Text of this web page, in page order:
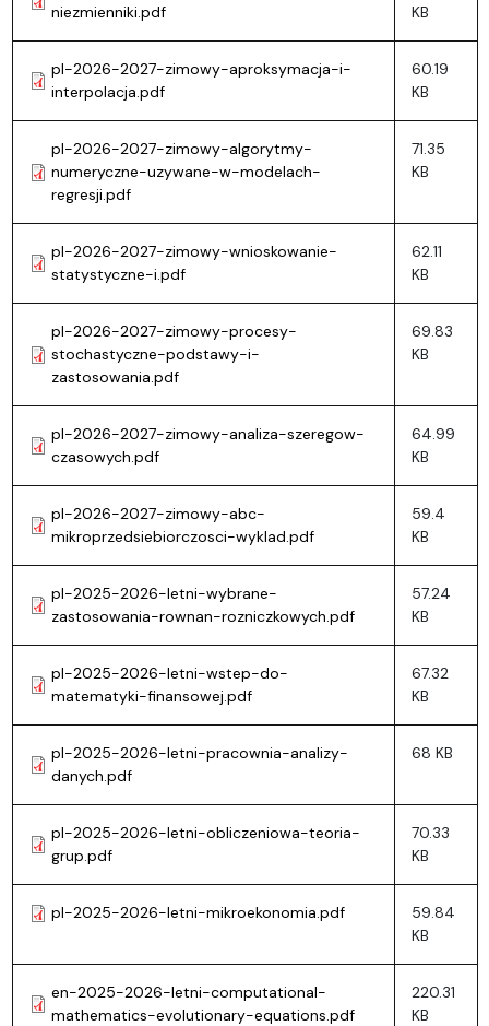
niezmienniki.pdf
KB
pl-2026-2027-zimowy-aproksymacja-i-
interpolacja.pdf
60.19
KB
pl-2026-2027-zimowy-algorytmy-
numeryczne-uzywane-w-modelach-
regresji.pdf
71.35
KB
pl-2026-2027-zimowy-wnioskowanie-
statystyczne-i.pdf
62.11
KB
pl-2026-2027-zimowy-procesy-
stochastyczne-podstawy-i-
zastosowania.pdf
69.83
KB
pl-2026-2027-zimowy-analiza-szeregow-
czasowych.pdf
64.99
KB
pl-2026-2027-zimowy-abc-
mikroprzedsiebiorczosci-wyklad.pdf
59.4
KB
pl-2025-2026-letni-wybrane-
zastosowania-rownan-rozniczkowych.pdf
57.24
KB
pl-2025-2026-letni-wstep-do-
matematyki-finansowej.pdf
67.32
KB
pl-2025-2026-letni-pracownia-analizy-
danych.pdf
68 KB
pl-2025-2026-letni-obliczeniowa-teoria-
grup.pdf
70.33
KB
pl-2025-2026-letni-mikroekonomia.pdf
59.84
KB
en-2025-2026-letni-computational-
mathematics-evolutionary-equations.pdf
220.31
KB